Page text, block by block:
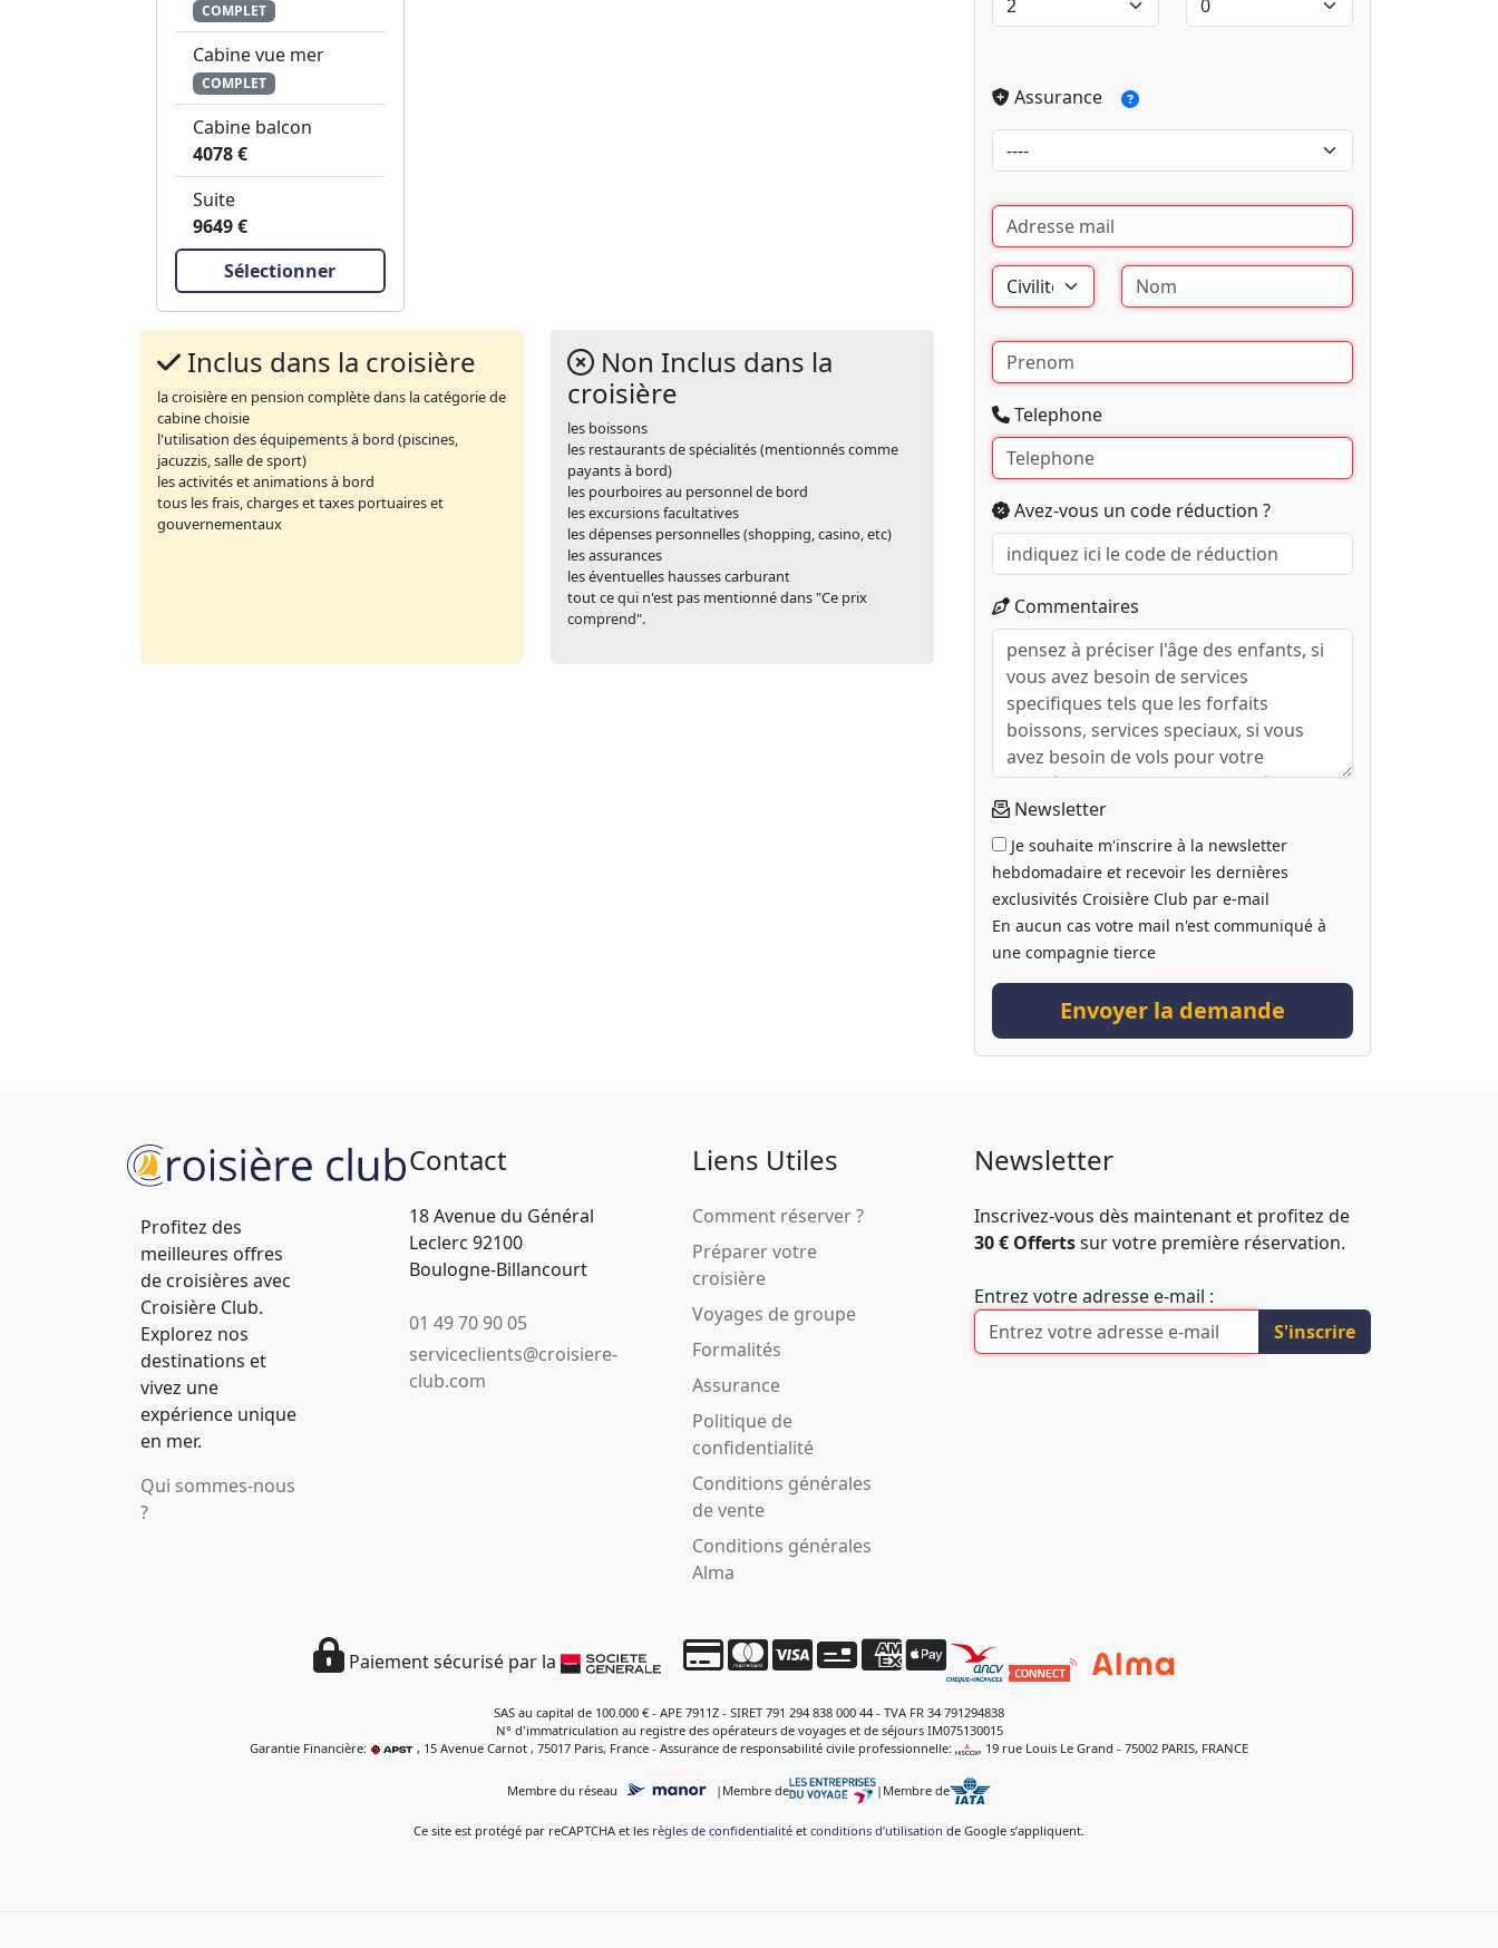
COMPLET
Cabine vue mer
COMPLET
Cabine balcon
4078 €
Suite
9649 €
Sélectionner
Inclus dans la croisière
la croisière en pension complète dans la catégorie de
cabine choisie
l'utilisation des équipements à bord (piscines,
jacuzzis, salle de sport)
les activités et animations à bord
tous les frais, charges et taxes portuaires et
gouvernementaux
Non Inclus dans la
croisière
les boissons
les restaurants de spécialités (mentionnés comme
payants à bord)
les pourboires au personnel de bord
les excursions facultatives
les dépenses personnelles (shopping, casino, etc)
les assurances
les éventuelles hausses carburant
tout ce qui n'est pas mentionné dans "Ce prix
comprend".
Assurance
Telephone
Avez-vous un code réduction ?
Commentaires
Newsletter
Je souhaite m'inscrire à la newsletter
hebdomadaire et recevoir les dernières
exclusivités Croisière Club par e-mail
En aucun cas votre mail n'est communiqué à
une compagnie tierce
Envoyer la demande
Profitez des
meilleures offres
de croisières avec
Croisière Club.
Explorez nos
destinations et
vivez une
expérience unique
en mer.
Qui sommes-nous
?
Contact
18 Avenue du Général
Leclerc 92100
Boulogne-Billancourt
01 49 70 90 05
serviceclients@croisiere-
club.com
Liens Utiles
Comment réserver ?
Préparer votre
croisière
Voyages de groupe
Formalités
Assurance
Politique de
confidentialité
Conditions générales
de vente
Conditions générales
Alma
Newsletter
Inscrivez-vous dès maintenant et profitez de
30 € Offertssur votre première réservation.
Entrez votre adresse e-mail :
S'inscrire
Paiement sécurisé par la
SAS au capital de 100.000 € - APE 7911Z - SIRET 791 294 838 000 44 - TVA FR 34 791294838
N° d'immatriculation au registre des opérateurs de voyages et de séjours IM075130015
Garantie Financière:
, 15 Avenue Carnot , 75017 Paris, France - Assurance de responsabilité civile professionnelle: , 19 rue Louis Le Grand - 75002 PARIS, FRANCE
Membre du réseau | Membre de | Membre de
Ce site est protégé par reCAPTCHA et les règles de confidentialité et conditions d’utilisation de Google s’appliquent.